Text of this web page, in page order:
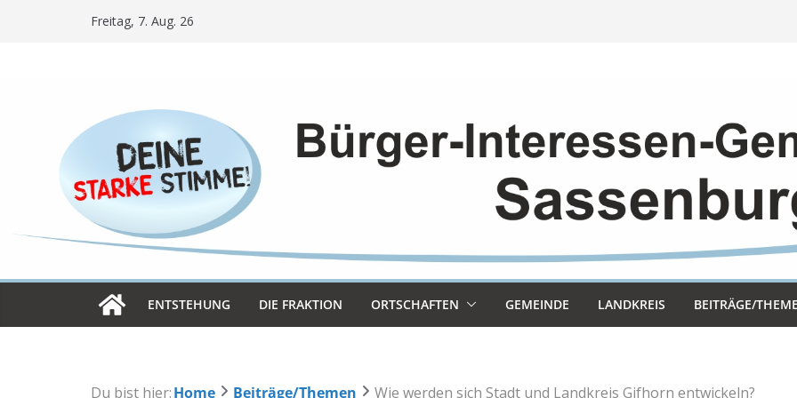
Freitag, 7. Aug. 26
ENT­STE­HUNG DIE FRAK­TION ORT­SCHAF­TEN GEMEINDE LAND­KREIS BEITRÄGE/
Du bist hier:Home Beiträge/Themen Wie werden sich Stadt und Landkreis Gifhorn entwickeln?